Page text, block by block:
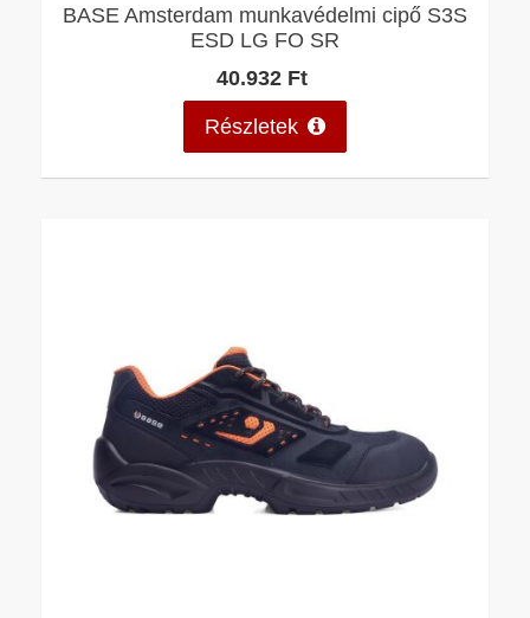
BASE Amsterdam munkavédelmi cipő S3S
ESD LG FO SR
40.932 Ft
Részletek